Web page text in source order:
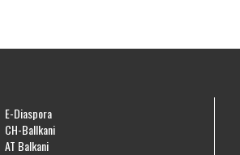
E-Diaspora
CH-Ballkani
AT Balkani